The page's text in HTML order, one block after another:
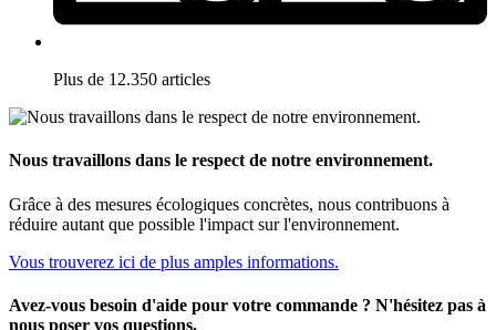
Plus de 12.350 articles
Nous travaillons dans le respect de notre environnement.
Grâce à des mesures écologiques concrètes, nous contribuons à
réduire autant que possible l'impact sur l'environnement.
Vous trouverez ici de plus amples informations.
Avez-vous besoin d'aide pour votre commande ? N'hésitez pas à
nous poser vos questions.